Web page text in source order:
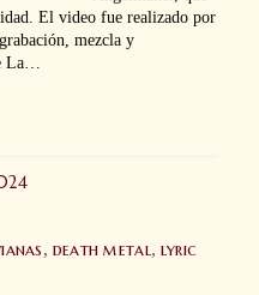
El video fue realizado por
mezcla y
La…
, death metal, lyric